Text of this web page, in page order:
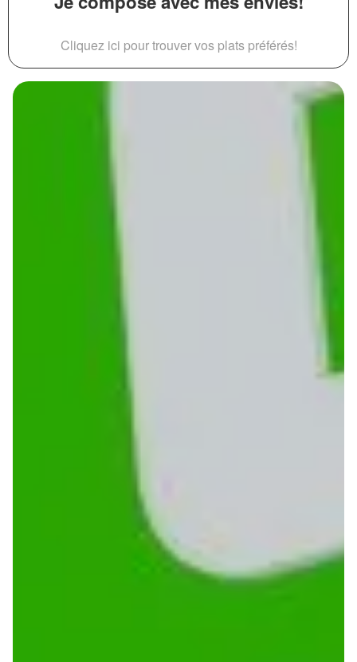
Cliquez ici pour trouver vos plats préférés!